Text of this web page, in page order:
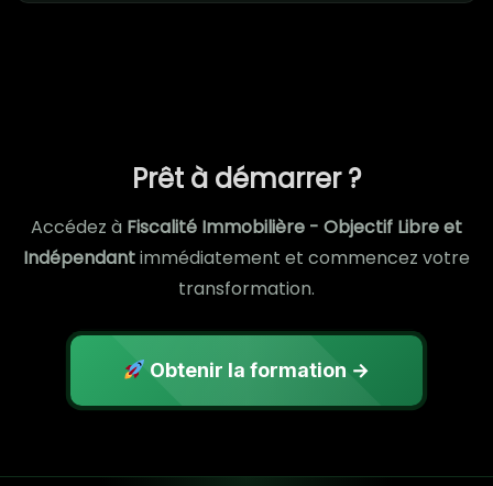
Prêt à démarrer ?
Accédez à Fiscalité Immobilière - Objectif Libre et
Indépendantimmédiatement et commencez votre
transformation.
Obtenir la formation →